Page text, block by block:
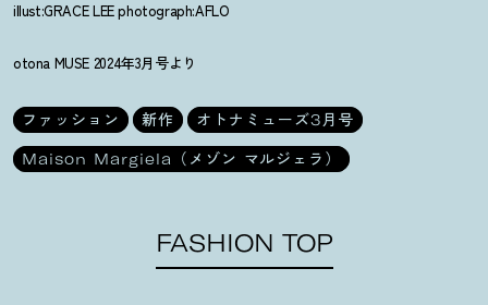
illust:GRACE LEE photograph:AFLO
otona MUSE 2024年3月号より
ファッション 新作
オトナミューズ3月号
Maison Margiela（メゾン マルジェラ）
FASHION TOP